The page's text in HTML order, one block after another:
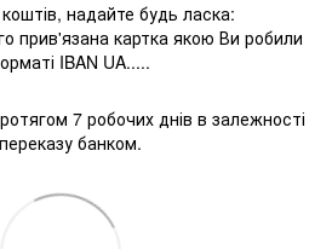
надайте будь ласка:
прив'язана картка якою Ви робили
IBAN UA.....
7 робочих днів в залежності
банком.